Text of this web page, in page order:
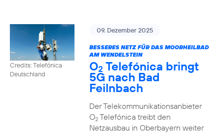
Credits: Telefónica
Deutschland
09. Dezember 2025
BESSERES NETZ FÜR DAS MOORHEILBAD
AM WENDELSTEIN
O2 Telefónica bringt
5G nach Bad
Feilnbach
Der Telekommunikationsanbieter
O2Telefónica treibt den
Netzausbau in Oberbayern weiter